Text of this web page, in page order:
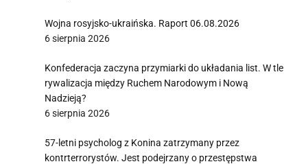
Wojna rosyjsko-ukraińska. Raport 06.08.2026
6 sierpnia 2026
Konfederacja zaczyna przymiarki do układania list. W tle
rywalizacja między Ruchem Narodowym i Nową
Nadzieją?
6 sierpnia 2026
57-letni psycholog z Konina zatrzymany przez
kontrterrorystów. Jest podejrzany o przestępstwa